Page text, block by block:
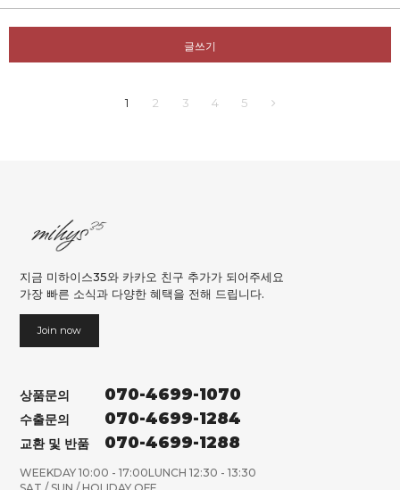
글쓰기
1 2 3 4 5
지금 미하이스35와 카카오 친구 추가가 되어주세요
가장 빠른 소식과 다양한 혜택을 전해 드립니다.
Join now
상품문의 070-4699-1070
수출문의 070-4699-1284
교환 및 반품 070-4699-1288
WEEKDAY 10:00 - 17:00LUNCH 12:30 - 13:30